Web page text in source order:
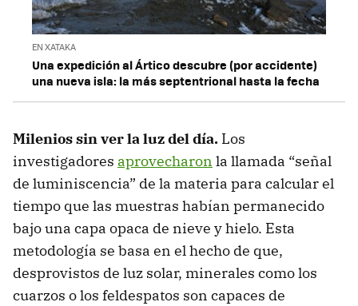
EN XATAKA
Una expedición al Ártico descubre (por accidente)
una nueva isla: la más septentrional hasta la fecha
Milenios sin ver la luz del día. Los
investigadores aprovecharon la llamada “señal
de luminiscencia” de la materia para calcular el
tiempo que las muestras habían permanecido
bajo una capa opaca de nieve y hielo. Esta
metodología se basa en el hecho de que,
desprovistos de luz solar, minerales como los
cuarzos o los feldespatos son capaces de